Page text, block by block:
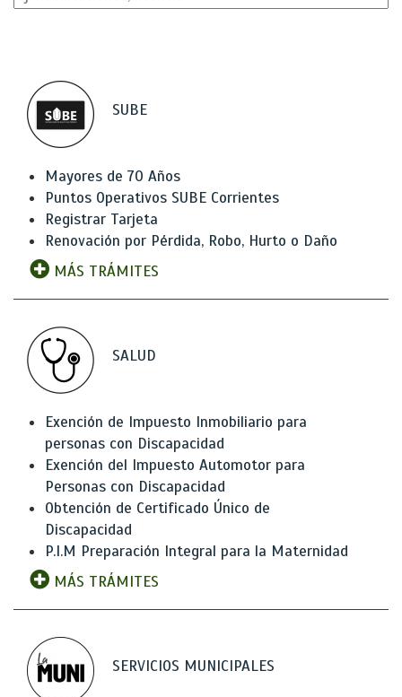
SUBE
Mayores de 70 Años
Puntos Operativos SUBE Corrientes
Registrar Tarjeta
Renovación por Pérdida, Robo, Hurto o Daño
MÁS TRÁMITES
SALUD
Exención de Impuesto Inmobiliario para
personas con Discapacidad
Exención del Impuesto Automotor para
Personas con Discapacidad
Obtención de Certificado Único de
Discapacidad
P.I.M Preparación Integral para la Maternidad
MÁS TRÁMITES
SERVICIOS MUNICIPALES